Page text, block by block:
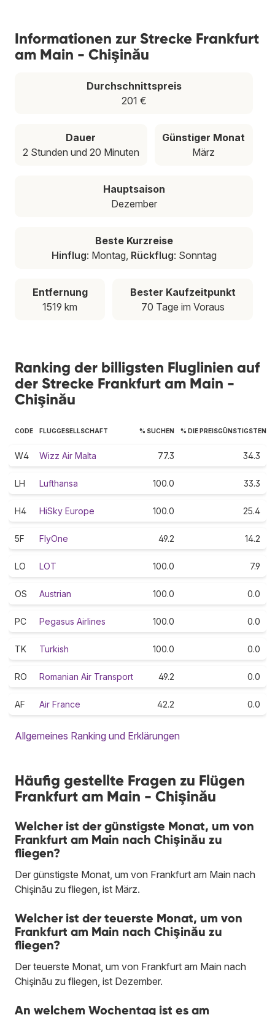
Informationen zur Strecke Frankfurt
am Main - Chişinău
Durchschnittspreis
201 €
Dauer
2 Stunden und 20 Minuten
Günstiger Monat
März
Hauptsaison
Dezember
Beste Kurzreise
Hinflug: Montag, Rückflug: Sonntag
Entfernung
1519 km
Bester Kaufzeitpunkt
70 Tage im Voraus
Ranking der billigsten Fluglinien auf
der Strecke Frankfurt am Main -
Chişinău
CODE FLUGGESELLSCHAFT % SUCHEN % DIE PREISGÜNSTIGSTEN
W4 Wizz Air Malta 77.3 34.3
LH Lufthansa 100.0 33.3
H4 HiSky Europe 100.0 25.4
5F FlyOne 49.2 14.2
LO LOT 100.0 7.9
OS Austrian 100.0 0.0
PC Pegasus Airlines 100.0 0.0
TK Turkish 100.0 0.0
RO Romanian Air Transport 49.2 0.0
AF Air France 42.2 0.0
Allgemeines Ranking und Erklärungen
Häufig gestellte Fragen zu Flügen
Frankfurt am Main - Chişinău
Welcher ist der günstigste Monat, um von
Frankfurt am Main nach Chişinău zu
fliegen?
Der günstigste Monat, um von Frankfurt am Main nach
Chişinău zu fliegen, ist März.
Welcher ist der teuerste Monat, um von
Frankfurt am Main nach Chişinău zu
fliegen?
Der teuerste Monat, um von Frankfurt am Main nach
Chişinău zu fliegen, ist Dezember.
An welchem Wochentag ist es am